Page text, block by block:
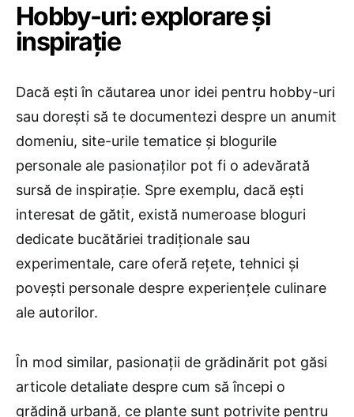
Hobby-uri: explorare și
inspirație
Dacă ești în căutarea unor idei pentru hobby-uri
sau dorești să te documentezi despre un anumit
domeniu, site-urile tematice și blogurile
personale ale pasionaților pot fi o adevărată
sursă de inspirație. Spre exemplu, dacă ești
interesat de gătit, există numeroase bloguri
dedicate bucătăriei tradiționale sau
experimentale, care oferă rețete, tehnici și
povești personale despre experiențele culinare
ale autorilor.
În mod similar, pasionații de grădinărit pot găsi
articole detaliate despre cum să începi o
grădină urbană, ce plante sunt potrivite pentru